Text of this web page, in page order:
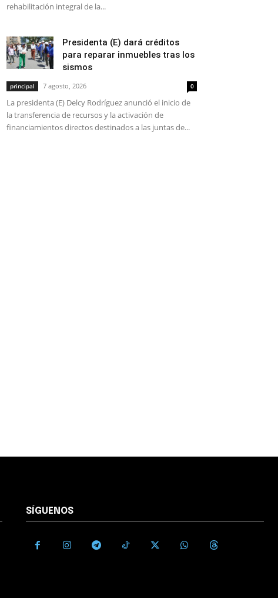
rehabilitación integral de la...
Presidenta (E) dará créditos
para reparar inmuebles tras los
sismos
principal 7 agosto, 2026 0
La presidenta (E) Delcy Rodríguez anunció el inicio de
la transferencia de recursos y la activación de
financiamientos directos destinados a las juntas de...
SÍGUENOS